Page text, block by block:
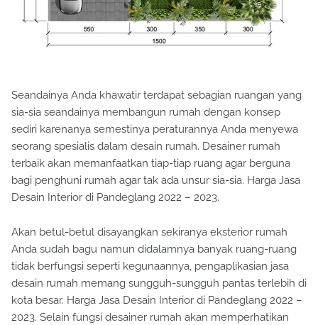
Seandainya Anda khawatir terdapat sebagian ruangan yang
sia-sia seandainya membangun rumah dengan konsep
sediri karenanya semestinya peraturannya Anda menyewa
seorang spesialis dalam desain rumah. Desainer rumah
terbaik akan memanfaatkan tiap-tiap ruang agar berguna
bagi penghuni rumah agar tak ada unsur sia-sia. Harga Jasa
Desain Interior di Pandeglang 2022 – 2023.
Akan betul-betul disayangkan sekiranya eksterior rumah
Anda sudah bagu namun didalamnya banyak ruang-ruang
tidak berfungsi seperti kegunaannya, pengaplikasian jasa
desain rumah memang sungguh-sungguh pantas terlebih di
kota besar. Harga Jasa Desain Interior di Pandeglang 2022 –
2023. Selain fungsi desainer rumah akan memperhatikan